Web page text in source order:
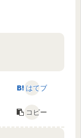
はてブ
コピー